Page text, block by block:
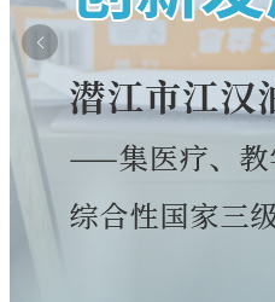
单位和价格的公示
关于新增干眼熏蒸治
示
关于新增（修订）医
正规合法的网赌网站
正规合法的网赌网站(
正规的网赌网站2026年
惠民政策|住院分娩基
守住钱袋子 护好幸福